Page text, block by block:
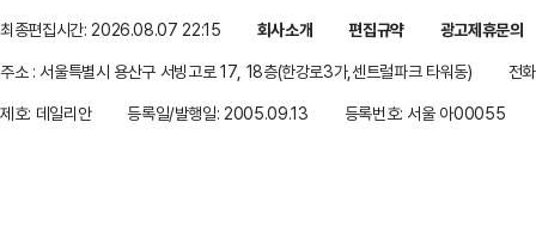
최종편집시간: 2026.08.07 22:15 회사소개 편집규약
광고제휴문의
주소 : 서울특별시 용산구 서빙고로 17, 18층(한강로3가,센트럴파크 타워동)
전
제호: 데일리안
등록일/발행일: 2005.09.13 등록번호: 서울 아00055